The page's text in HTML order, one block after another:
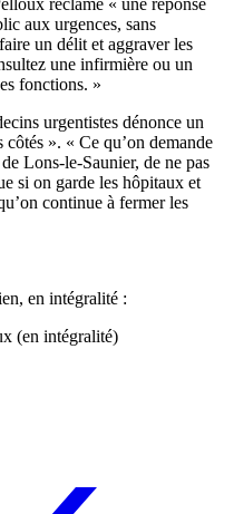
aux urgences, sans
un délit et aggraver les
une infirmière ou un
fonctions. »
urgentistes dénonce un
côtés ». « Ce qu’on demande
Lons-le-Saunier, de ne pas
si on garde les hôpitaux et
continue à fermer les
en intégralité :
(en intégralité)